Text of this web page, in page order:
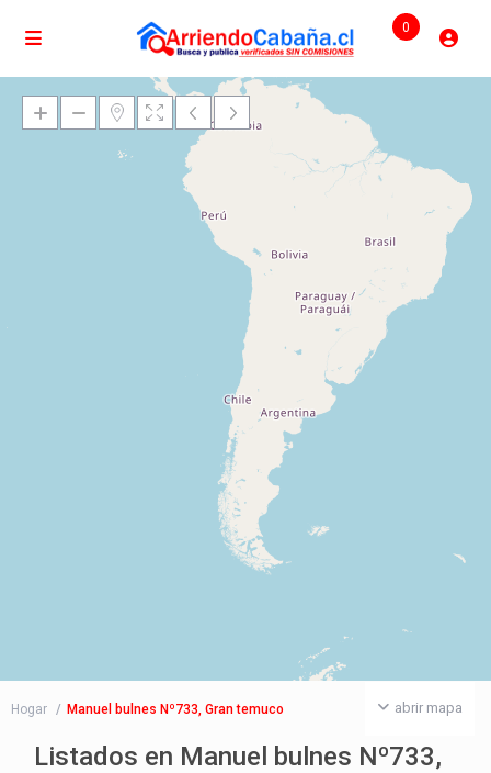
0
Cargando mapas
abrir mapa
Hogar Manuel bulnes Nº733, Gran temuco
Listados en Manuel bulnes Nº733,